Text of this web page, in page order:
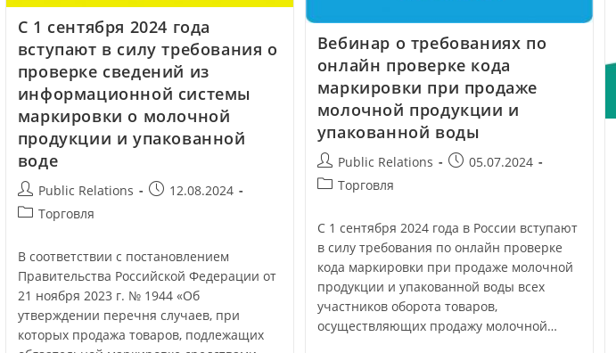
С 1 сентября 2024 года
вступают в силу требования о
проверке сведений из
информационной системы
маркировки о молочной
продукции и упакованной
воде
Public Relations
12.08.2024
Торговля
В соответствии с постановлением
Правительства Российской Федерации от
21 ноября 2023 г. № 1944 «Об
утверждении перечня случаев, при
которых продажа товаров, подлежащих
Вебинар о требованиях по
онлайн проверке кода
маркировки при продаже
молочной продукции и
упакованной воды
Public Relations
05.07.2024
Торговля
С 1 сентября 2024 года в России вступают
в силу требования по онлайн проверке
кода маркировки при продаже молочной
продукции и упакованной воды всех
участников оборота товаров,
осуществляющих продажу молочной…